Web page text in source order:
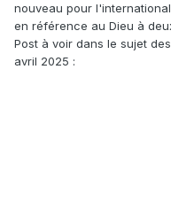
nouveau pour
en référence au Dieu à
Post à voir dans le sujet
avril 2025 :